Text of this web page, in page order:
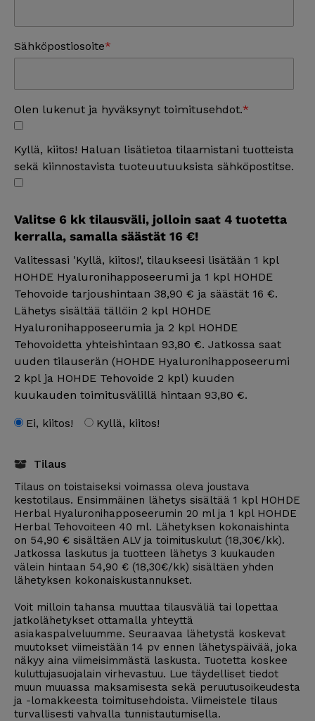
Sähköpostiosoite
Olen lukenut ja hyväksynyt toimitusehdot.
Kyllä, kiitos! Haluan lisätietoa tilaamistani tuotteista
sekä kiinnostavista tuoteuutuuksista sähköpostitse.
Valitse 6 kk tilausväli, jolloin saat 4 tuotetta
kerralla, samalla säästät 16 €!
Valitessasi 'Kyllä, kiitos!', tilaukseesi lisätään 1 kpl
HOHDE Hyaluronihapposeerumi ja 1 kpl HOHDE
Tehovoide tarjoushintaan 38,90 € ja säästät 16 €.
Lähetys sisältää tällöin 2 kpl HOHDE
Hyaluronihapposeerumia ja 2 kpl HOHDE
Tehovoidetta yhteishintaan 93,80 €. Jatkossa saat
uuden tilauserän (HOHDE Hyaluronihapposeerumi
2 kpl ja HOHDE Tehovoide 2 kpl) kuuden
kuukauden toimitusvälillä hintaan 93,80 €.
Ei, kiitos! Kyllä, kiitos!
Tilaus
Tilaus on toistaiseksi voimassa oleva joustava
kestotilaus. Ensimmäinen lähetys sisältää 1 kpl HOHDE
Herbal Hyaluronihapposeerumin 20 ml ja 1 kpl HOHDE
Herbal Tehovoiteen 40 ml. Lähetyksen kokonaishinta
on 54,90 € sisältäen ALV ja toimituskulut (18,30€/kk).
Jatkossa laskutus ja tuotteen lähetys 3 kuukauden
välein hintaan 54,90 € (18,30€/kk) sisältäen yhden
lähetyksen kokonaiskustannukset.
Voit milloin tahansa muuttaa tilausväliä tai lopettaa
jatkolähetykset ottamalla yhteyttä
asiakaspalveluumme. Seuraavaa lähetystä koskevat
muutokset viimeistään 14 pv ennen lähetyspäivää, joka
näkyy aina viimeisimmästä laskusta. Tuotetta koskee
kuluttujasuojalain virhevastuu. Lue täydelliset tiedot
muun muuassa maksamisesta sekä peruutusoikeudesta
ja -lomakkeesta toimitusehdoista. Viimeistele tilaus
turvallisesti vahvalla tunnistautumisella.